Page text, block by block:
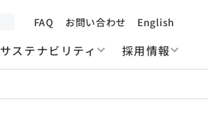
FAQ お問い合わせ English
サステナビリティ 採用情報